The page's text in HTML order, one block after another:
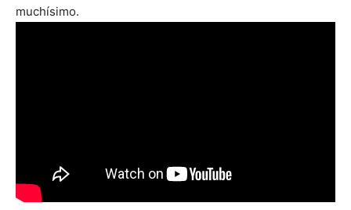
muchísimo.